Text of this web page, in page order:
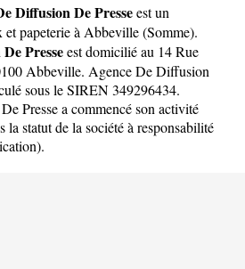
PRESSE
Diffusion De Presseest un
et papeterie à Abbeville(Somme).
Presseest domicilié au 14 Rue
Abbeville. Agence De Diffusion
sous le SIREN 349296434.
Presse a commencé son activité
la statut de la société à responsabilité